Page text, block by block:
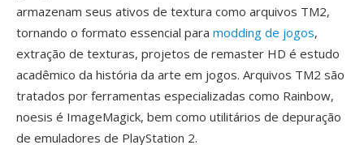
armazenam seus ativos de textura como arquivos TM2,
tornando o formato essencial para modding de jogos,
extração de texturas, projetos de remaster HD é estudo
acadêmico da história da arte em jogos. Arquivos TM2 são
tratados por ferramentas especializadas como Rainbow,
noesis é ImageMagick, bem como utilitários de depuração
de emuladores de PlayStation 2.